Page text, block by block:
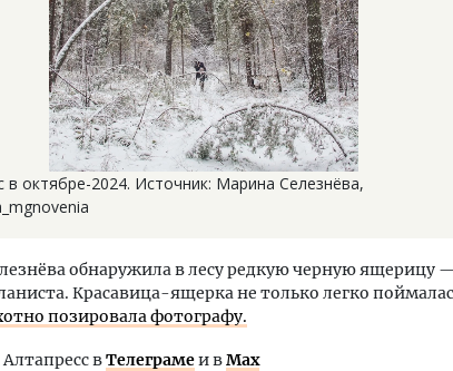
в октябре-2024. Источник: Марина Селезнёва,
обнаружила в лесу редкую черную ящерицу
Красавица-ящерка не только легко
позировала фотографу.
вТелеграмеи вMax